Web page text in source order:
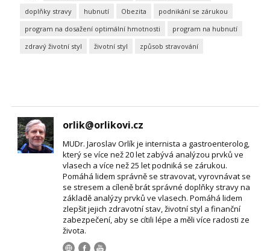
doplňky stravy
hubnutí Obezita
podnikání se zárukou
program na dosažení optimální hmotnosti
program na hubnutí
zdravý životní styl
životní styl způsob stravování
orlik@orlikovi.cz
MUDr. Jaroslav Orlík je internista a gastroenterolog,
který se více než 20 let zabývá analýzou prvků ve
vlasech a více než 25 let podniká se zárukou.
Pomáhá lidem správně se stravovat, vyrovnávat se
se stresem a cíleně brát správné doplňky stravy na
základě analýzy prvků ve vlasech. Pomáhá lidem
zlepšit jejich zdravotní stav, životní styl a finanční
zabezpečení, aby se cítili lépe a měli více radosti ze
života.